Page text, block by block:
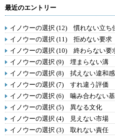
最近のエントリー
イノウーの選択 (12) 慣れない立ち
イノウーの選択 (11) 拒めない要求
イノウーの選択 (10) 終わらない要
イノウーの選択 (9) 埋まらない溝
イノウーの選択 (8) 拭えない違和感
イノウーの選択 (7) すれ違う評価
イノウーの選択 (6) 噛み合わない
イノウーの選択 (5) 異なる文化
イノウーの選択 (4) 見えない市場
イノウーの選択 (3) 取れない責任